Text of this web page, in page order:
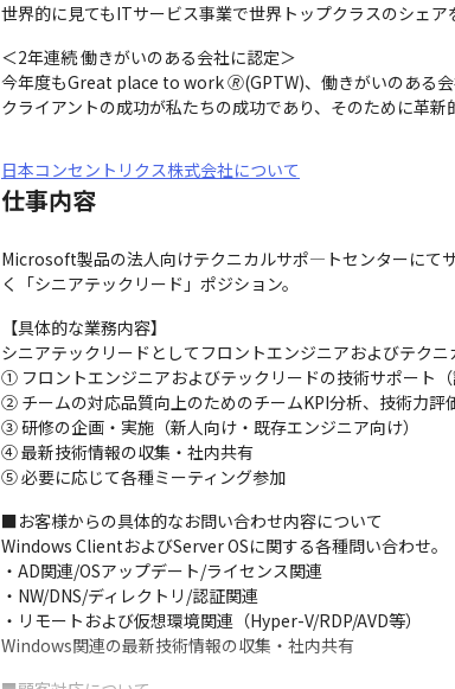
世界的に見てもITサービス事業で世界トップクラスのシェア
＜2年連続 働きがいのある会社に認定＞
今年度もGreat place to work 🄬(GPTW)、働きがいのある会
クライアントの成功が私たちの成功であり、そのために革
日本コンセントリクス株式会社について
仕事内容
Microsoft製品の法人向けテクニカルサポ―トセンターにて
く「シニアテックリード」ポジション。
【具体的な業務内容】
シニアテックリードとしてフロントエンジニアおよびテクニ
① フロントエンジニアおよびテックリードの技術サポート（
② チームの対応品質向上のためのチームKPI分析、技術力評
③ 研修の企画・実施（新人向け・既存エンジニア向け）
④ 最新技術情報の収集・社内共有
⑤ 必要に応じて各種ミーティング参加
■お客様からの具体的なお問い合わせ内容について
Windows ClientおよびServer OSに関する各種問い合わせ。
・AD関連/OSアップデート/ライセンス関連
・NW/DNS/ディレクトリ/認証関連
・リモートおよび仮想環境関連（Hyper-V/RDP/AVD等）
Windows関連の最新技術情報の収集・社内共有